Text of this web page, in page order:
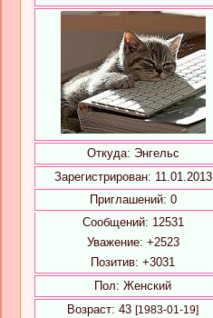
Откуда: Энгельс
Зарегистрирован: 11.01.2013
Приглашений: 0
Сообщений: 12531
Уважение: +2523
Позитив: +3031
Пол: Женский
Возраст: 43 [1983-01-19]